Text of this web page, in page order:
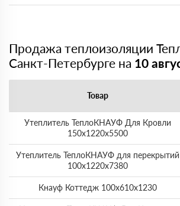
Продажа теплоизоляции
Санкт-Петербурге на 10
Товар
Утеплитель ТеплоКНАУФ Для Кровли
150х1220х5500
Утеплитель ТеплоКНАУФ для перекрытий
100х1220х7380
Кнауф Коттедж 100х610х1230